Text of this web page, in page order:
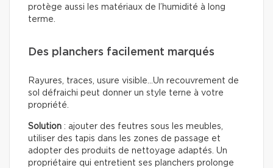
protège aussi les matériaux de l’humidité à long
terme.
Des planchers facilement marqués
Rayures, traces, usure visible…Un recouvrement de
sol défraichi peut donner un style terne à votre
propriété.
Solution : ajouter des feutres sous les meubles,
utiliser des tapis dans les zones de passage et
adopter des produits de nettoyage adaptés. Un
propriétaire qui entretient ses planchers prolonge